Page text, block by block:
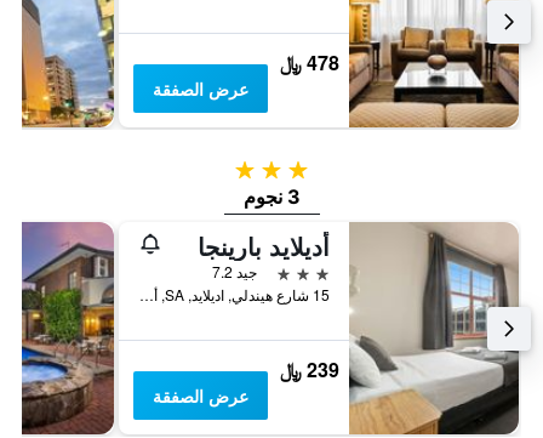
478 ﷼
عرض الصفقة
3 نجوم
3 نجوم
أديلايد بارينجا
3 نجوم
جيد 7.2
15 شارع هيندلي, اديلايد, SA, أستراليا
239 ﷼
عرض الصفقة